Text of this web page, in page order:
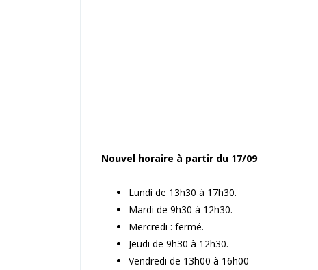
Nouvel horaire à partir du 17/09
Lundi de 13h30 à 17h30.
Mardi de 9h30 à 12h30.
Mercredi : fermé.
Jeudi de 9h30 à 12h30.
Vendredi de 13h00 à 16h00